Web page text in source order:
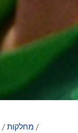
/מחלקות /